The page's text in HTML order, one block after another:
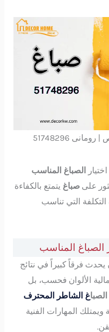
51748296
الصباغ المناسب
علىصباغ يتمتع بالكفاءة
التي تناسب
الصباغ المناسب
فرقاً كبيراً في نتائج
الألوان فحسب، بل
الصباغ الشاطر المحترف
ويمتلك المهارات الفنية